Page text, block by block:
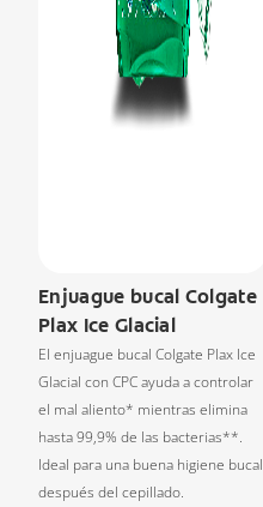
Enjuague bucal Colgate
Plax Ice Glacial
El enjuague bucal Colgate Plax Ice
Glacial con CPC ayuda a controlar
el mal aliento* mientras elimina
hasta 99,9% de las bacterias**.
Ideal para una buena higiene bucal
después del cepillado.